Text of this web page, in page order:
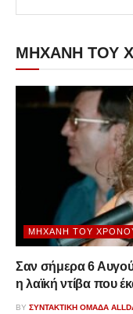
ΜΗΧΑΝΗ ΤΟΥ
ΜΗΧΑΝΉ ΤΟΥ
Σαν σήμερα 6
η λαϊκή ντίβα που
BY ΣΥΝΤΑΚΤΙΚΉ ΟΜΆΔΑ